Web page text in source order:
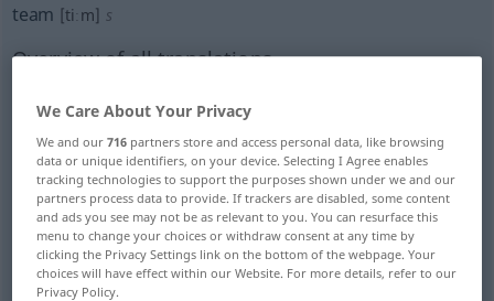
team [tiːm] s
Overview of all translations
Mannschaft, Team
Gespann Abteilung, Schicht
Flug, Zug ganzer Kerl, Mann für drei
We Care About Your Privacy
We and our716 partners store and access personal data, like browsing
data or unique identifiers, on your device. Selecting I Agree enables
tracking technologies to support the purposes shown under we and our
partners process data to provide. If trackers are disabled, some content
and ads you see may not be as relevant to you. You can resurface this
menu to change your choices or withdraw consent at any time by
clicking the Privacy Settings link on the bottom of the webpage. Your
choices will have effect within our Website. For more details, refer to our
Privacy Policy.